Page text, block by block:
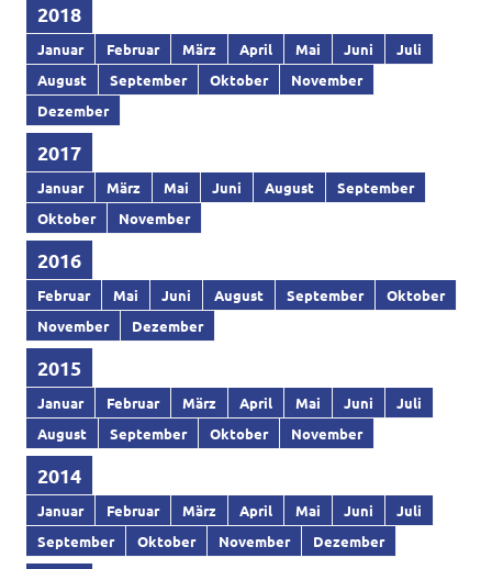
2018
Januar Februar März April Mai Juni
Juli
August
September Oktober
November
Dezember
2017
Januar März Mai Juni August
September
Oktober
November
2016
Februar Mai Juni August September
Oktober
November
Dezember
2015
Januar Februar März April Mai Juni
Juli
August
September Oktober November
2014
Januar Februar März April Mai Juni
Juli
September
Oktober November Dezember